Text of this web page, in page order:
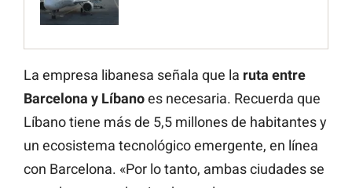
La empresa libanesa señala que la ruta entre
Barcelona y Líbanoes necesaria. Recuerda que
Líbano tiene más de 5,5 millones de habitantes y
un ecosistema tecnológico emergente, en línea
con Barcelona. «Por lo tanto, ambas ciudades se